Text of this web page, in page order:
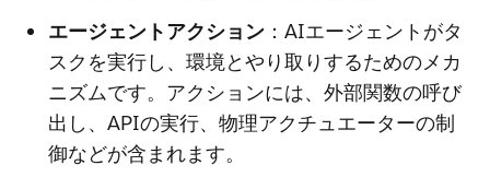
エージェントアクション：AIエージェントがタ
スクを実行し、環境とやり取りするためのメカ
ニズムです。アクションには、外部関数の呼び
出し、APIの実行、物理アクチュエーターの制
御などが含まれます。